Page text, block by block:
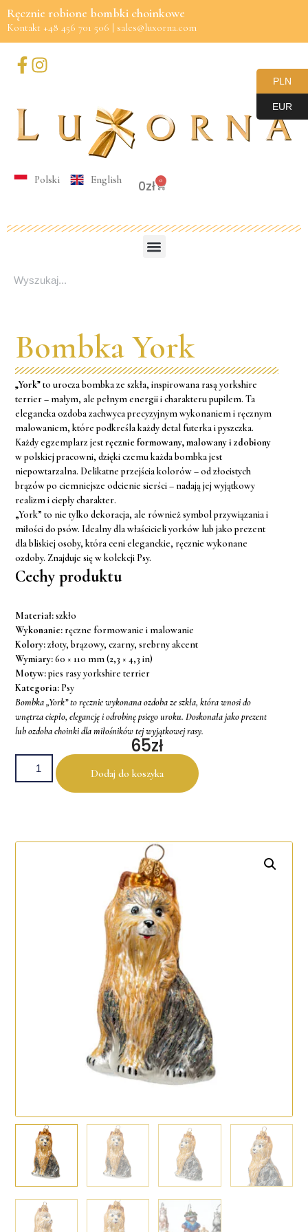
treści
Ręcznie robione bombki choinkowe
Kontakt +48 456 701 506 | sales@luxorna.com
Polski English 0zł 0
Bombka York
„York”to urocza bombka ze szkła, inspirowana rasą yorkshire
terrier – małym, ale pełnym energii i charakteru pupilem. Ta
elegancka ozdoba zachwyca precyzyjnym wykonaniem i ręcznym
malowaniem, które podkreśla każdy detal futerka i pyszczka.
Każdy egzemplarz jestręcznie formowany, malowany i zdobiony
w polskiej pracowni, dzięki czemu każda bombka jest
niepowtarzalna. Delikatne przejścia kolorów – od złocistych
brązów po ciemniejsze odcienie sierści – nadają jej wyjątkowy
realizm i ciepły charakter.
„York” to nie tylko dekoracja, ale również symbol przywiązania i
miłości do psów. Idealny dla właścicieli yorków lub jako prezent
dla bliskiej osoby, która ceni eleganckie, ręcznie wykonane
ozdoby. Znajduje się w kolekcji Psy.
Cechy produktu
Materiał:szkło
Wykonanie: ręczne formowanie i malowanie
Kolory:złoty, brązowy, czarny, srebrny akcent
Wymiary:60 × 110 mm (2,3 × 4,3 in)
Motyw:pies rasy yorkshire terrier
Kategoria: Psy
Bombka „York” to ręcznie wykonana ozdoba ze szkła, która wnosi do
wnętrza ciepło, elegancję i odrobinę psiego uroku. Doskonała jako prezent
lub ozdoba choinki dla miłośników tej wyjątkowej rasy.
65Zł
Dodaj do koszyka
PLN
EUR